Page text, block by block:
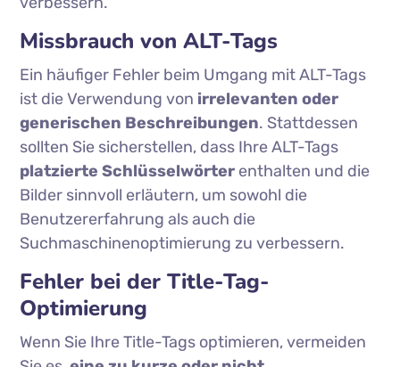
Missbrauch von ALT-Tags
Ein häufiger Fehler beim Umgang mit ALT-Tags
ist die Verwendung von irrelevanten oder
generischen Beschreibungen. Stattdessen
sollten Sie sicherstellen, dass Ihre ALT-Tags
platzierte Schlüsselwörter enthalten und die
Bilder sinnvoll erläutern, um sowohl die
Benutzererfahrung als auch die
Suchmaschinenoptimierung zu verbessern.
Fehler bei der Title-Tag-
Optimierung
Wenn Sie Ihre Title-Tags optimieren, vermeiden